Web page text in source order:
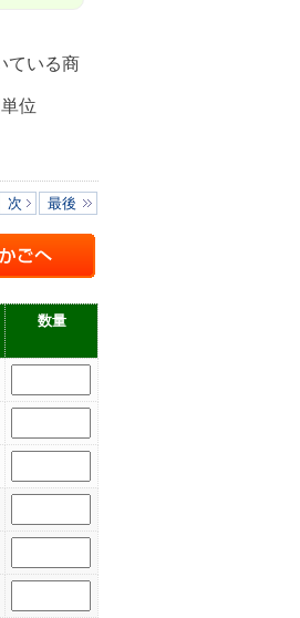
ている商
位
次 最後
数量